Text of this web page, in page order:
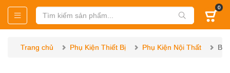
0
Trang chủ Phụ Kiện Thiết Bị Phụ Kiện Nội Thất